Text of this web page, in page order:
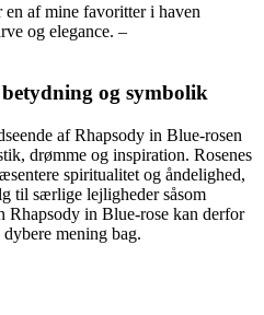
af mine favoritter i haven
og elegance. –
og symbolik
af Rhapsody in Blue-rosen
drømme og inspiration. Rosenes
spiritualitet og åndelighed,
til særlige lejligheder såsom
in Blue-rose kan derfor
mening bag.